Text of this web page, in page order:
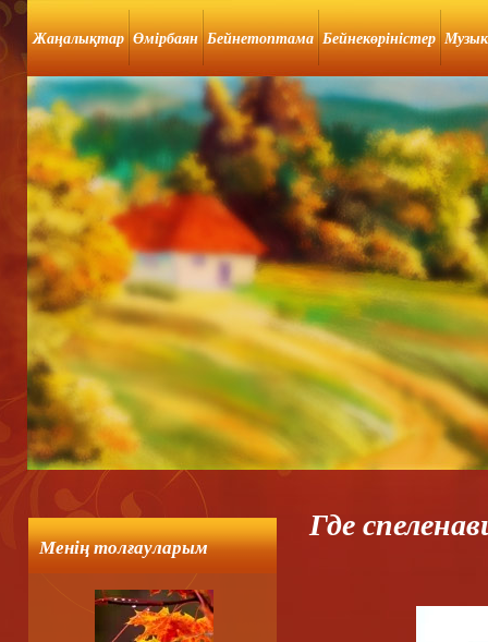
Жаңалықтар Өмірбаян Бейнетоптама Бейнекөріністер
Менің толғауларым
Где